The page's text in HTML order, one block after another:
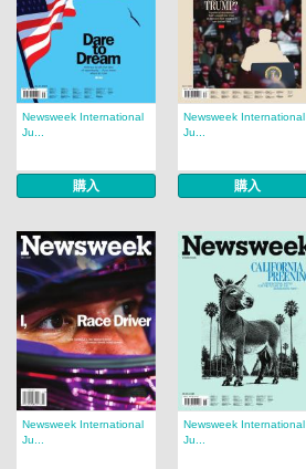
Newsweek International
Ju...
購入
Newsweek International
Ju...
購入
Newsweek International
Ju...
Newsweek International
Ju...